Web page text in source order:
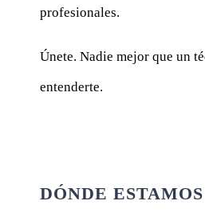
profesionales.
Únete. Nadie mejor que un
entenderte.
DÓNDE ESTAMOS